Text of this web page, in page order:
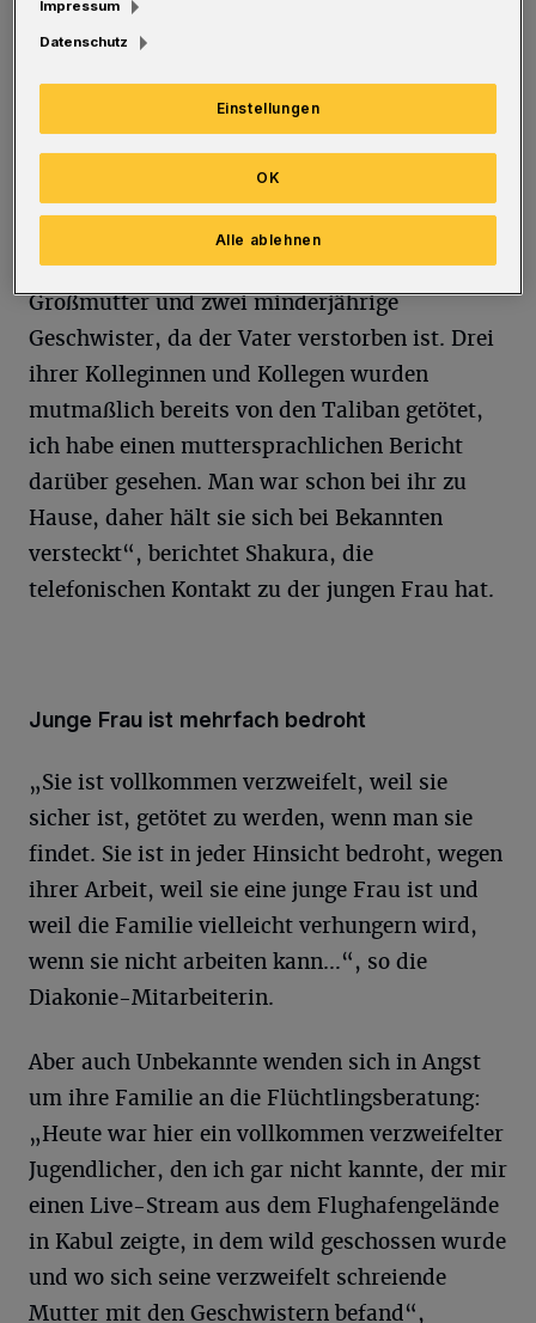
So wie die junge Frau, die zuletzt bei beim
Fernsehsender Tolo TV als Reporterin
gearbeitet hat. Sie ist die Kusine eines
Geflüchteten, der seit einigen Jahren in
Wuppertal lebt und von Maria Shakura
begleitet wird. „Sie ist erst 20 und die
Familienernährerin für ihre Mutter,
Großmutter und zwei minderjährige
Geschwister, da der Vater verstorben ist. Drei
ihrer Kolleginnen und Kollegen wurden
mutmaßlich bereits von den Taliban getötet,
ich habe einen muttersprachlichen Bericht
darüber gesehen. Man war schon bei ihr zu
Hause, daher hält sie sich bei Bekannten
versteckt“, berichtet Shakura, die
telefonischen Kontakt zu der jungen Frau hat.
Junge Frau ist mehrfach bedroht
„Sie ist vollkommen verzweifelt, weil sie
sicher ist, getötet zu werden, wenn man sie
findet. Sie ist in jeder Hinsicht bedroht, wegen
ihrer Arbeit, weil sie eine junge Frau ist und
weil die Familie vielleicht verhungern wird,
wenn sie nicht arbeiten kann…“, so die
Diakonie-Mitarbeiterin.
Aber auch Unbekannte wenden sich in Angst
um ihre Familie an die Flüchtlingsberatung:
„Heute war hier ein vollkommen verzweifelter
Jugendlicher, den ich gar nicht kannte, der mir
einen Live-Stream aus dem Flughafengelände
in Kabul zeigte, in dem wild geschossen wurde
und wo sich seine verzweifelt schreiende
Mutter mit den Geschwistern befand“,
Impressum
Datenschutz
Einstellungen
Alle ablehnen
OK